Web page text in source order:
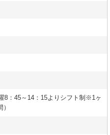
8：45～14：15よりシフト制※1ヶ
）